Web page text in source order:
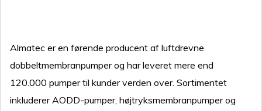
Almatec er en førende producent af luftdrevne
dobbeltmembranpumper og har leveret mere end
120.000 pumper til kunder verden over. Sortimentet
inkluderer AODD-pumper, højtryksmembranpumper og